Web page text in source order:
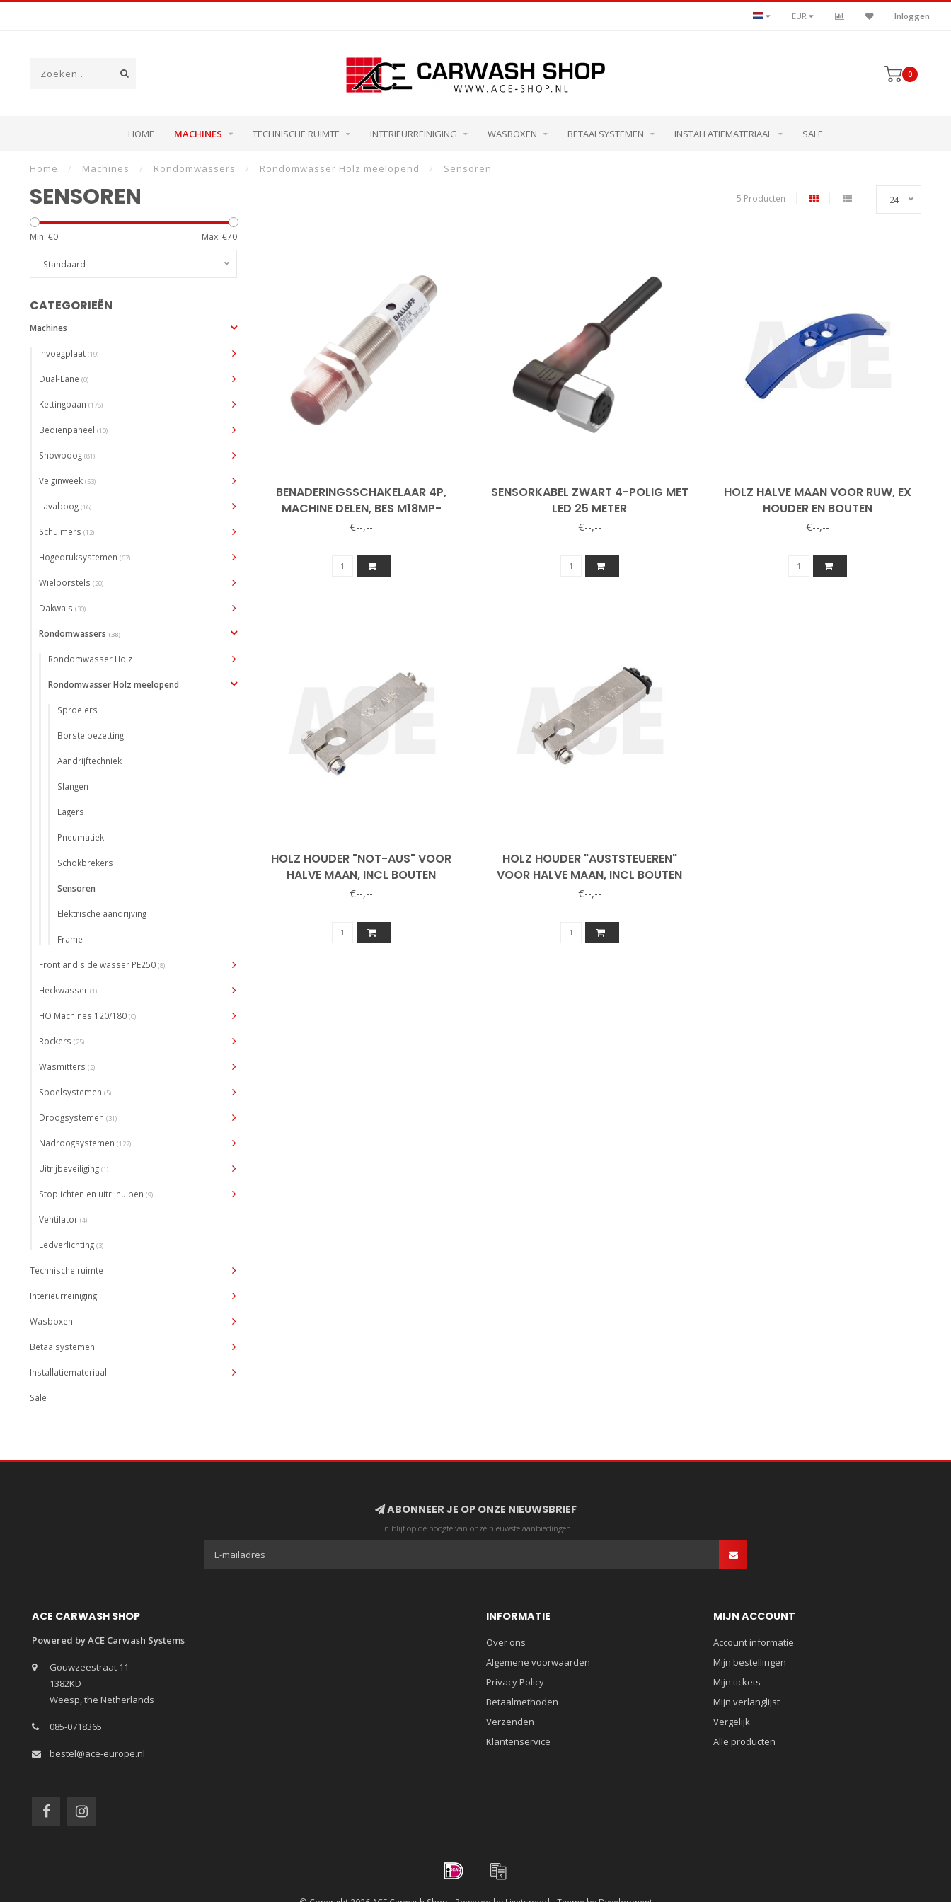
EUR Inloggen
0
HOME MACHINES TECHNISCHE RUIMTE INTERIEURREINIGING WASBOXEN BETAALSYSTEMEN INSTALLATIEMATERIAAL SALE
Home / Machines / Rondomwassers / Rondomwasser Holz meelopend / Sensoren
SENSOREN 5 Producten 24
Min: €0 Max: €70
Standaard
CATEGORIEËN
Machines
Invoegplaat (19)
Dual-Lane (0)
Kettingbaan (178)
Bedienpaneel (10)
Showboog (81)
Velginweek (53)
Lavaboog (16)
Schuimers (12)
Hogedruksystemen (67)
Wielborstels (20)
Dakwals (30)
Rondomwassers (38)
Rondomwasser Holz
Rondomwasser Holz meelopend
Sproeiers
Borstelbezetting
Aandrijftechniek
Slangen
Lagers
Pneumatiek
Schokbrekers
Sensoren
Elektrische aandrijving
Frame
Front and side wasser PE250 (8)
Heckwasser (1)
HO Machines 120/180 (0)
Rockers (25)
Wasmitters (2)
Spoelsystemen (5)
Droogsystemen (31)
Nadroogsystemen (122)
Uitrijbeveiliging (1)
Stoplichten en uitrijhulpen (9)
Ventilator (4)
Ledverlichting (3)
Technische ruimte
Interieurreiniging
Wasboxen
Betaalsystemen
Installatiemateriaal
Sale
BENADERINGSSCHAKELAAR 4P,
MACHINE DELEN, BES M18MP-
PSC50B-S0
€--,--
SENSORKABEL ZWART 4-POLIG MET
LED 25 METER
€--,--
HOLZ HALVE MAAN VOOR RUW, EX
HOUDER EN BOUTEN
€--,--
HOLZ HOUDER "NOT-AUS" VOOR
HALVE MAAN, INCL BOUTEN
€--,--
HOLZ HOUDER "AUSTSTEUEREN"
VOOR HALVE MAAN, INCL BOUTEN
€--,--
ABONNEER JE OP ONZE NIEUWSBRIEF
En blijf op de hoogte van onze nieuwste aanbiedingen
ACE CARWASH SHOP
Powered by ACE Carwash Systems
Gouwzeestraat 11
1382KD
Weesp, the Netherlands
085-0718365
bestel@ace-europe.nl
INFORMATIE
Over ons
Algemene voorwaarden
Privacy Policy
Betaalmethoden
Verzenden
Klantenservice
MIJN ACCOUNT
Account informatie
Mijn bestellingen
Mijn tickets
Mijn verlanglijst
Vergelijk
Alle producten